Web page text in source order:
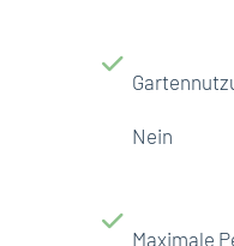
Nein
Maximale